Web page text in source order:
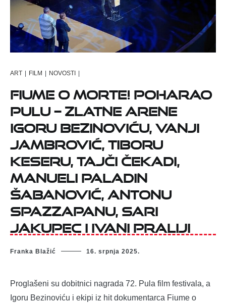
ART | FILM | NOVOSTI |
Fiume o Morte! poharao
Pulu – Zlatne Arene
Igoru Bezinoviću, Vanji
Jambrović, Tiboru
Keseru, Tajči Čekadi,
Manueli Paladin
Šabanović, Antonu
Spazzapanu, Sari
Jakupec i Ivani Praliji
Franka Blažić 16. srpnja 2025.
Proglašeni su dobitnici nagrada 72. Pula film festivala, a
Igoru Bezinoviću i ekipi iz hit dokumentarca Fiume o